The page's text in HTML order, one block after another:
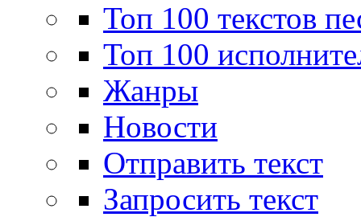
Топ 100 текстов
Топ 100
Жанры
Новости
Отправить текст
Запросить текст